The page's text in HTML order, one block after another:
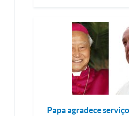
Papa agradece